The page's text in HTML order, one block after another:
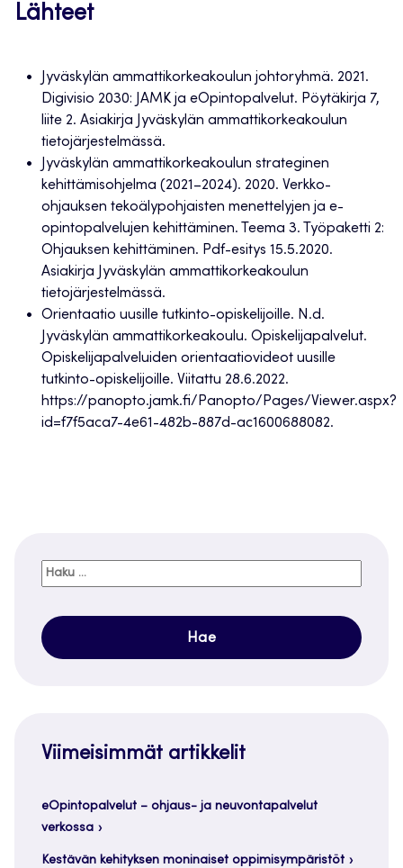
Lähteet
Jyväskylän ammattikorkeakoulun johtoryhmä. 2021.
Digivisio 2030: JAMK ja eOpintopalvelut. Pöytäkirja 7,
liite 2. Asiakirja Jyväskylän ammattikorkeakoulun
tietojärjestelmässä.
Jyväskylän ammattikorkeakoulun strateginen
kehittämisohjelma (2021–2024). 2020. Verkko-
ohjauksen tekoälypohjaisten menettelyjen ja e-
opintopalvelujen kehittäminen. Teema 3. Työpaketti 2:
Ohjauksen kehittäminen. Pdf-esitys 15.5.2020.
Asiakirja Jyväskylän ammattikorkeakoulun
tietojärjestelmässä.
Orientaatio uusille tutkinto-opiskelijoille. N.d.
Jyväskylän ammattikorkeakoulu. Opiskelijapalvelut.
Opiskelijapalveluiden orientaatiovideot uusille
tutkinto-opiskelijoille. Viitattu 28.6.2022.
https://panopto.jamk.fi/Panopto/Pages/Viewer.aspx?
id=f7f5aca7-4e61-482b-887d-ac1600688082.
Haku:
Viimeisimmät artikkelit
eOpintopalvelut – ohjaus- ja neuvontapalvelut
verkossa
Kestävän kehityksen moninaiset oppimisympäristöt